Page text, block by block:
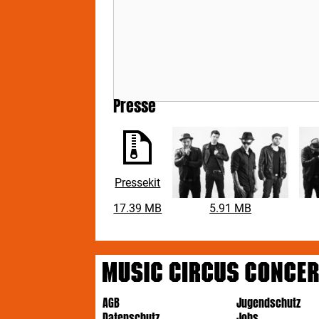
Presse
Pressekit
17.39 MB
5.91 MB
AGB
Jugendschutz